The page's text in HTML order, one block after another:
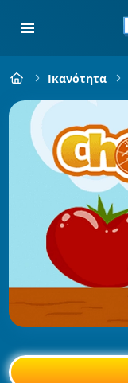
Ικανότητα